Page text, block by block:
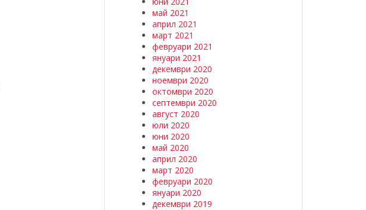
май 2021
април 2021
март 2021
февруари 2021
януари 2021
декември 2020
ноември 2020
октомври 2020
септември 2020
август 2020
юли 2020
юни 2020
май 2020
април 2020
март 2020
февруари 2020
януари 2020
декември 2019